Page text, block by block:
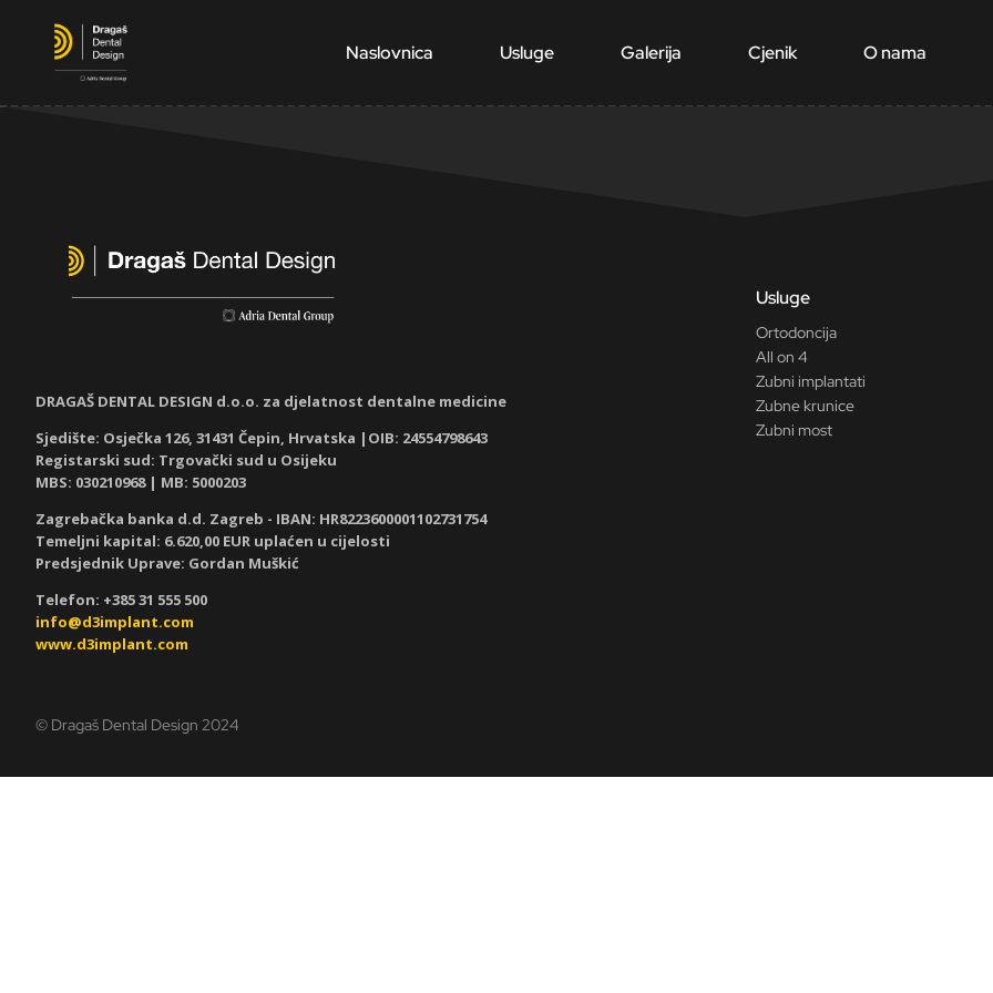
Naslovnica Usluge Galerija Cjenik O nama
DRAGAŠ DENTAL DESIGN d.o.o. za djelatnost dentalne medicine
Sjedište: Osječka 126, 31431 Čepin, Hrvatska |OIB: 24554798643
Registarski sud: Trgovački sud u Osijeku
MBS: 030210968 | MB: 5000203
Zagrebačka banka d.d. Zagreb - IBAN: HR8223600001102731754
Temeljni kapital: 6.620,00 EUR uplaćen u cijelosti
Predsjednik Uprave: Gordan Muškić
Telefon: +385 31 555 500
info@d3implant.com
www.d3implant.com
Usluge
Ortodoncija
All on 4
Zubni implantati
Zubne krunice
Zubni most
© Dragaš Dental Design 2024